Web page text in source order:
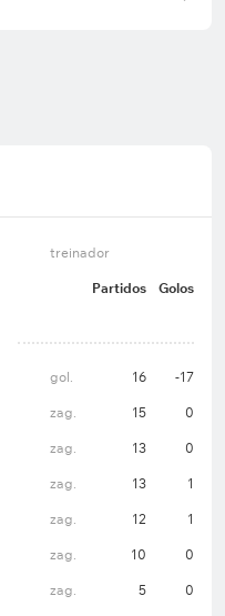
treinador
Partidos Golos
gol. 16 -17
zag. 15 0
zag. 13 0
zag. 13 1
zag. 12 1
zag. 10 0
zag. 5 0